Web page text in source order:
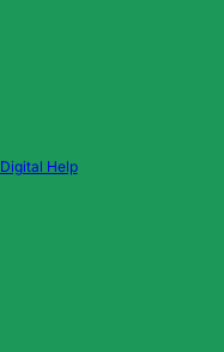
Digital Help